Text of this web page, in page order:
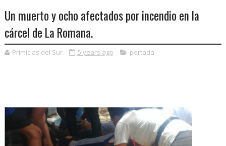
Un muerto y ocho afectados por incendio en la
cárcel de La Romana.
Primicias del Sur 5 years ago portada